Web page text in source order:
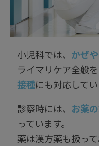
小児科では、 かぜ
ライマリケア全般
接種にも対応してい
診察時には、 お薬
っています。
薬は漢方薬も扱っ